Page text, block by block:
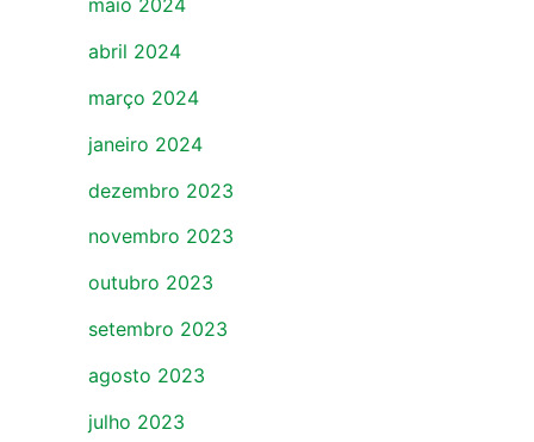
maio 2024
abril 2024
março 2024
janeiro 2024
dezembro 2023
novembro 2023
outubro 2023
setembro 2023
agosto 2023
julho 2023